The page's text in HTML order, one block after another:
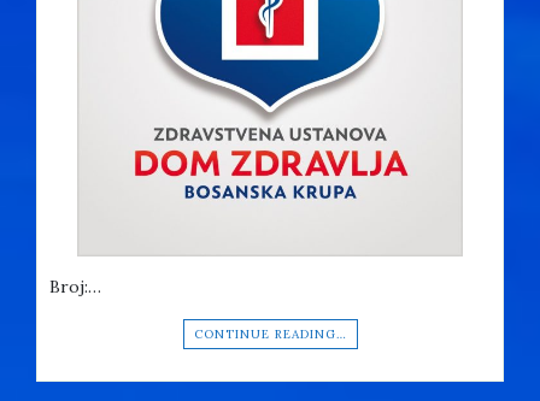
Broj:…
CONTINUE READING…